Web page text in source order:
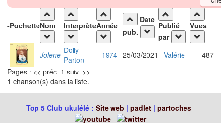
-PochetteNom InterprèteAnnée
Date
pub.
Publié
par
Vues
Jolene Dolly
Parton
1974 25/03/2021 Valérie
487
Pages : << préc. 1 suiv. >>
1 chanson(s) dans la liste.
Top 5 Club ukulélé : Site web | padlet | partoches